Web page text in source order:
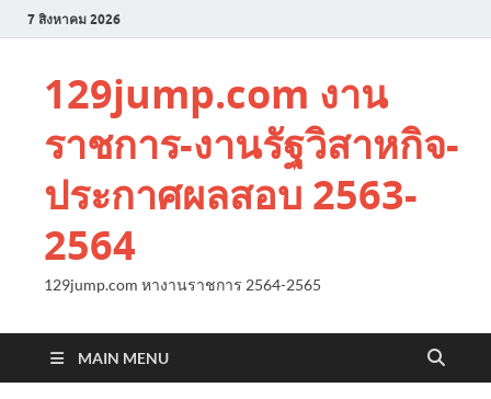
7 สิงหาคม 2026
129jump.com งาน
ราชการ-งานรัฐวิสาหกิจ-
ประกาศผลสอบ 2563-
2564
129jump.com หางานราชการ 2564-2565
MAIN MENU